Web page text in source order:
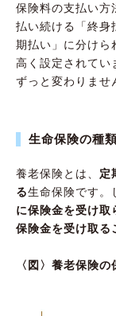
保険料の支払い方
払い続ける「終身
期払い」に分けら
高く設定されてい
ずっと変わりませ
生命保険の種
養老保険とは、 定
る生命保険です。
に保険金を受け取
保険金を受け取る
〈図〉養老保険